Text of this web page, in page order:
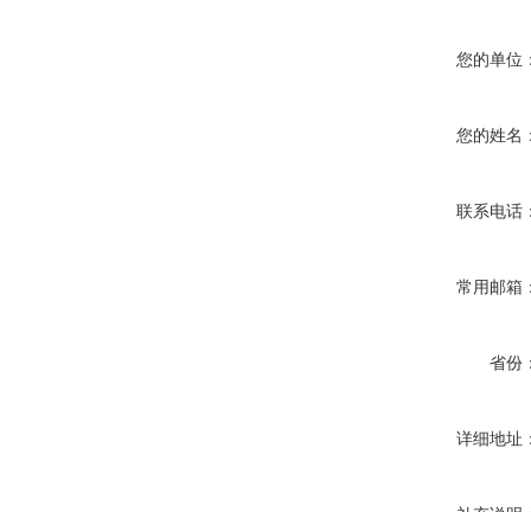
您的单位
您的姓名
联系电话
常用邮箱
省份
详细地址